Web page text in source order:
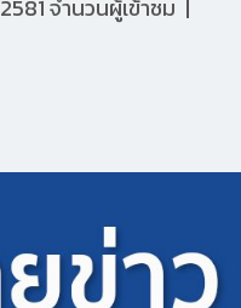
2581 จำนวนผู้เข้าชม |